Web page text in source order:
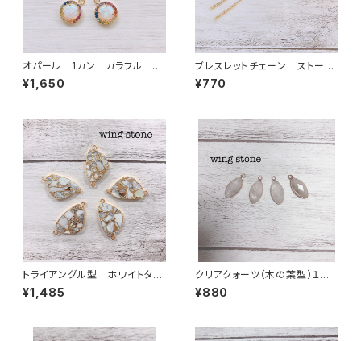
オパール 1カン カラフル 丸
型
¥1,650
ブレスレットチェーン ストーン
付き ゴールド
¥770
トライアングル型 ホワイトター
コイズコッパー 2カン
¥1,485
クリアクォーツ（木の葉型）１カ
ン
¥880